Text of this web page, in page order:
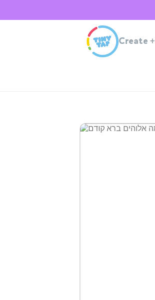
Create +